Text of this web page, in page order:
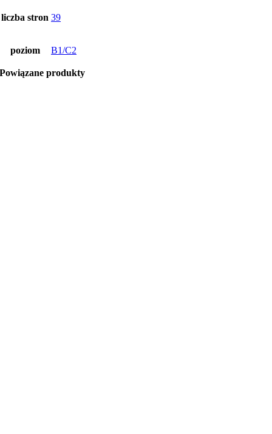
liczba stron 39
poziom B1/C2
Powiązane produkty